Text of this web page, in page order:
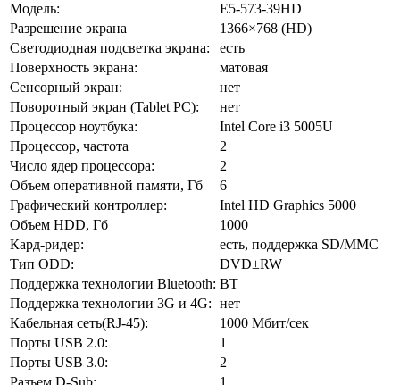
Модель:
E5-573-39HD
Разрешение экрана
1366×768 (HD)
Светодиодная подсветка экрана:
есть
Поверхность экрана:
матовая
Сенсорный экран:
нет
Поворотный экран (Tablet PC):
нет
Процессор ноутбука:
Intel Core i3 5005U
Процессор, частота
2
Число ядер процессора:
2
Объем оперативной памяти, Гб
6
Графический контроллер:
Intel HD Graphics 5000
Объем HDD, Гб
1000
Кард-ридер:
есть, поддержка SD/MMC
Тип ODD:
DVD±RW
Поддержка технологии Bluetooth: BT
Поддержка технологии 3G и 4G: нет
Кабельная сеть(RJ-45):
1000 Мбит/сек
Порты USB 2.0:
1
Порты USB 3.0:
2